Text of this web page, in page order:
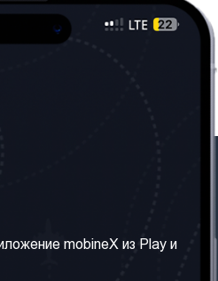
Правила и Условия
mobineX из Play и